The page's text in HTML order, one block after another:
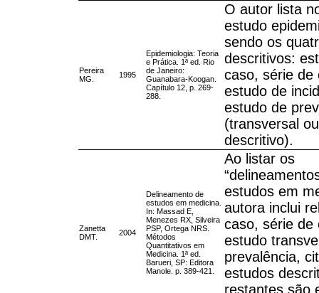
Pereira
MG.
1995
Epidemiologia: Teoria
e Prática. 1ª ed. Rio
de Janeiro:
Guanabara-Koogan.
Capítulo 12, p. 269-
288.
O autor lista
estudo
sendo os
descritivos:
caso, série de
estudo de
estudo de
(transversal
descritivo).
Zanetta
DMT.
2004
Delineamento de
estudos em medicina.
In: Massad E,
Menezes RX, Silveira
PSP, Ortega NRS.
Métodos
Quantitativos em
Medicina. 1ª ed.
Barueri, SP: Editora
Manole. p. 389-421.
Ao listar os
estudos em
autora inclui
caso, série de
estudo
prevalência,
estudos
restantes são